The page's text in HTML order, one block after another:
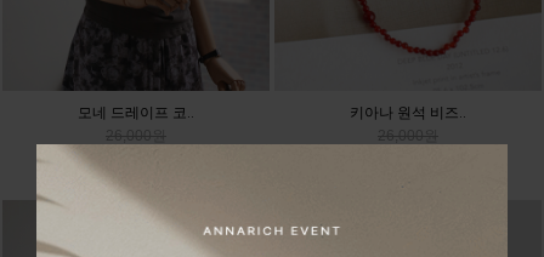
모네 드레이프 코..
키아나 원석 비즈..